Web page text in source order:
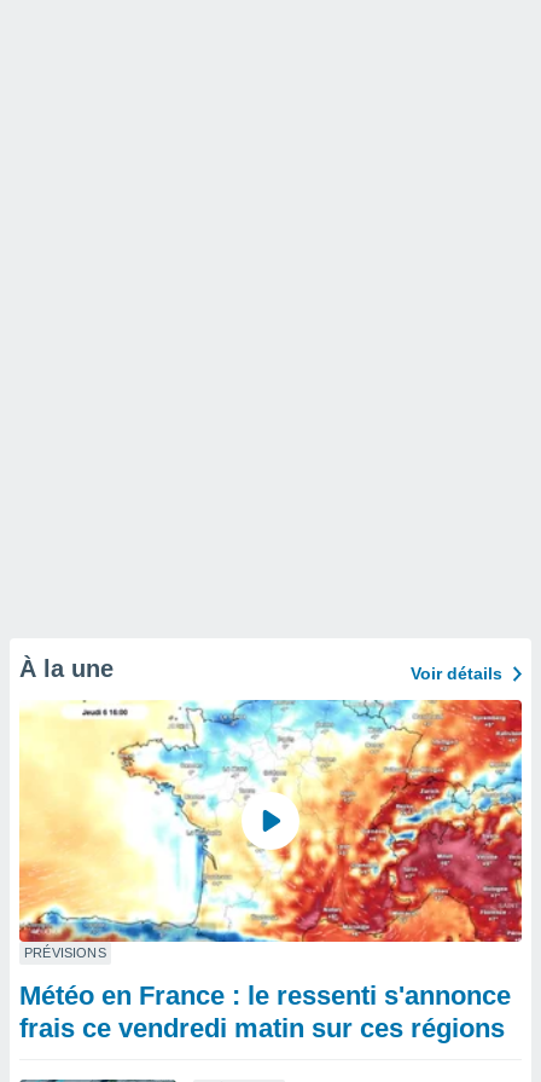
À la une Voir détails
PRÉVISIONS
Météo en France : le ressenti s'annonce
frais ce vendredi matin sur ces régions